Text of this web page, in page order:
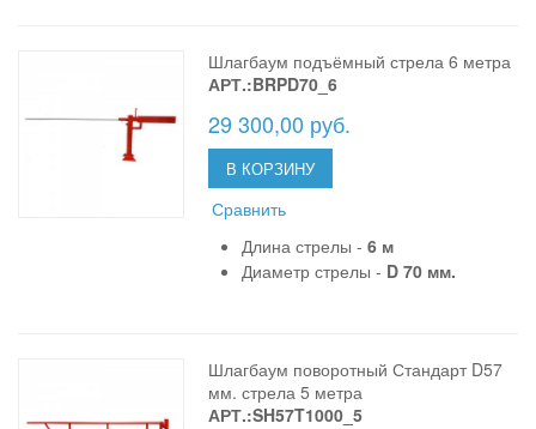
Шлагбаум подъёмный стрела 6 метра
АРТ.:BRPD70_6
29 300,00 руб.
В КОРЗИНУ
Сравнить
Длина стрелы -6 м
Диаметр стрелы - D 70 мм.
Шлагбаум поворотный Стандарт D57
мм. стрела 5 метра
АРТ.:SH57T1000_5